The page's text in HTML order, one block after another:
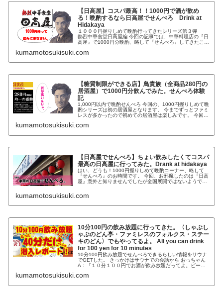
【日高屋】コスパ最高！！1000円で酒が飲め
る！晩酌するなら日高屋でせんべろ Drink at
Hidakaya
１０００円握りしめて晩酌行ってきたシリーズ第３弾
熱烈中華食堂日高屋編 今回の記事では、中華料理店の『日
高屋』で1000円分晩酌、略して『せんべろ』してきたこと
酌シリーズは一番気合の入る取材（飲みたいだけ）になり
烈中華食堂日高屋』に行ってきました。 知ってまし
名に。 ふつーに日高屋って思ってませんでした？ 回転寿
司の『くら寿司』に実は”無添”が付くくらい知りませんで
したよね？？？ 『無添くら寿司』だそうな。
kumamotosukisuki.com
【糖質制限ができる店】鳥貴族（全商品280円の
居酒屋）で1000円分飲んでみた。せんべろ体験
記
1,000円以内で晩酌せんべろ 今回の、1000円握りしめて晩
酌シリーズは初の居酒屋となります。 今までずっとファミ
レスが多かったので初めての居酒屋は楽しみです。 今回
情報で行くことになりました。 アツシさんのブログ［グリ
スブックで連絡を取り合い、一緒に行く流れとなりまし
kumamotosukisuki.com
【日高屋でせんべろ】ちょい飲みしたくてコスパ
最高の日高屋に行ってみた。Drank at hidakaya
はい、どうも！1000円握りしめて晩酌コーナー、略して
『せんべろ』のお時間です。 今回、お邪魔したのは『日高
屋』意外と知りませんでしたが全国展開ではないようです
す。関東ではよく見ますよ。 実は、この『せんべろ』で日
るでしょうか？
kumamotosukisuki.com
10分100円の飲み放題に行ってきた。〈しゃぶし
ゃぶのどん亭・ファミレスのフォルクス・ステー
キのどん〉でもやってるよ。 All you can drink
for 100 yen for 10 minutes
10分100円飲み放題でせんべろできるらしい情報をサウナ
でGETした。 きっかけはサウナでの会話から おっちゃん
A：『１０分１００円でお酒が飲み放題だってよ。ビール
に？ １０分で１００円なら１０分しかいなくてもいい
（笑）』 おっちゃんA：『でも１０分で１００円なら1時
kumamotosukisuki.com